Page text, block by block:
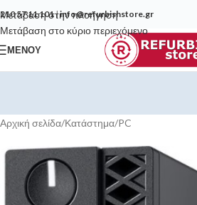
Μετάβαση στην πλοήγηση
Μετάβαση στο κύριο περιεχόμενο
210 57 11 101|info@refurbishstore.gr
ΜΕΝΟΎ
Αρχική σελίδα/Κατάστημα/PC